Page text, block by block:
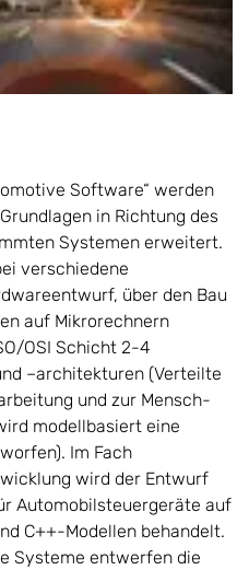
Software“ werden
in Richtung des
Systemen erweitert.
verschiedene
über den Bau
auf Mikrorechnern
OSI Schicht 2-4
–architekturen (Verteilte
und zur Mensch-
modellbasiert eine
Im Fach
wird der Entwurf
Automobilsteuergeräte auf
C++-Modellen behandelt.
Systeme entwerfen die